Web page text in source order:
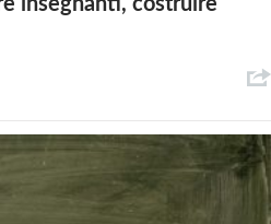
insegnanti, costruire